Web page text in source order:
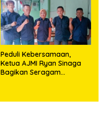
Peduli Kebersamaan,
Ketua AJMI Ryan Sinaga
Bagikan Seragam